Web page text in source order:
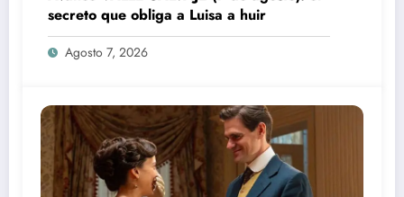
secreto que obliga a Luisa a huir
Agosto 7, 2026